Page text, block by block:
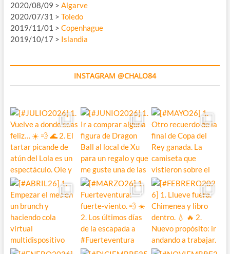
2020/08/09 > Algarve
2020/07/31 > Toledo
2019/11/01 > Copenhague
2019/10/17 > Islandia
INSTAGRAM @CHALO84